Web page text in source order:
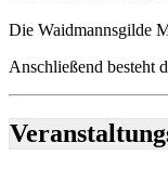
Die Waidmannsgilde
Anschließend besteht